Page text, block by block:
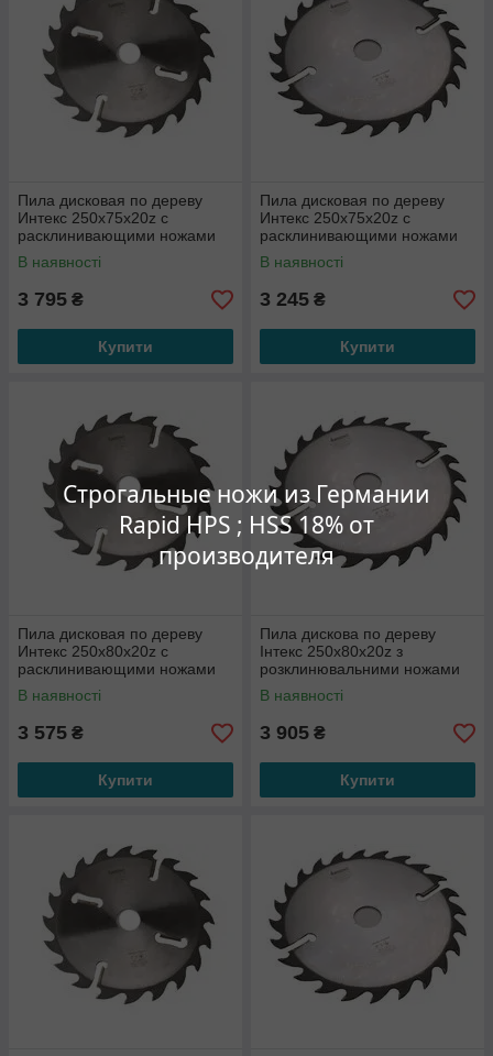
Строгальные ножи из Германии
Rapid HPS ; HSS 18% от
производителя
Пила дисковая по дереву
Интекс 250x75x20z с
расклинивающими ножами
по периметру
В наявності
3 795 ₴
Купити
Пила дисковая по дереву
Интекс 250x75x20z с
расклинивающими ножами
по периметру
В наявності
3 245 ₴
Купити
Пила дисковая по дереву
Интекс 250x80x20z с
расклинивающими ножами
по периметру
В наявності
3 575 ₴
Купити
Пила дискова по дереву
Інтекс 250x80x20z з
розклинювальними ножами
по периметру
В наявності
3 905 ₴
Купити